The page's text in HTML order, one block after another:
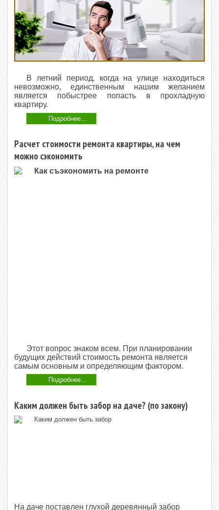
В летний период, когда на улице находиться
невозможно, единственным нашим желанием
является побыстрее попасть в прохладную
квартиру.
Подробнее...
Расчет стоимости ремонта квартиры, на чем
можно сэкономить
Этот вопрос знаком всем. При планировании
будущих действий стоимость ремонта является
самым основным и определяющим фактором.
Подробнее...
Каким должен быть забор на даче? (по закону)
На даче поставлен глухой деревянный забор